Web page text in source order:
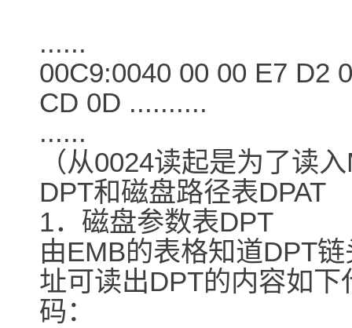
......
00C9:0040 00 00 E7 D2
CD 0D ..........
......
（从0024读起是为了读
DPT和磁盘路径表DPAT
1．磁盘参数表DPT
由EMB的表格知道DPT
址可读出DPT的内容如下
码：